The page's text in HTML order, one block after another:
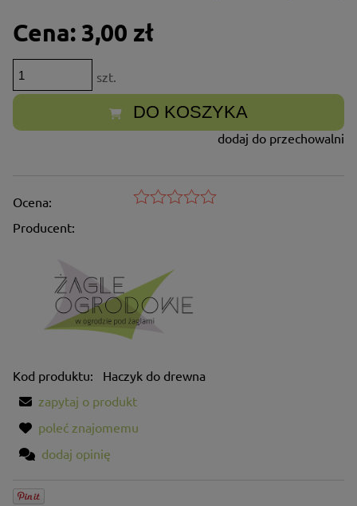
Cena: 3,00 zł
szt.
DO KOSZYKA
dodaj do przechowalni
Ocena:
Producent:
Kod produktu:
Haczyk do drewna
zapytaj o produkt
poleć znajomemu
dodaj opinię